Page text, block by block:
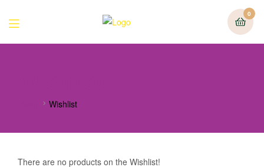
0
Wishlist
There are no products on the Wishlist!